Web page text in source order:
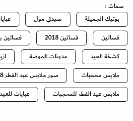
سمات :
بوتيك الجميلة
سيدتي مول
فساتين
فساتين 2018
فساتين
كشخة العيد
مدونات الموضة
ملابس محجبات
صور ملابس عيد الفطر 2018
ملابس عيد الفطر للمحجبات
عبايات للعيد